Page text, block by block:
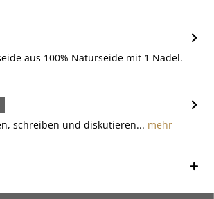
aus 100% Naturseide mit 1 Nadel.
schreiben und diskutieren... mehr